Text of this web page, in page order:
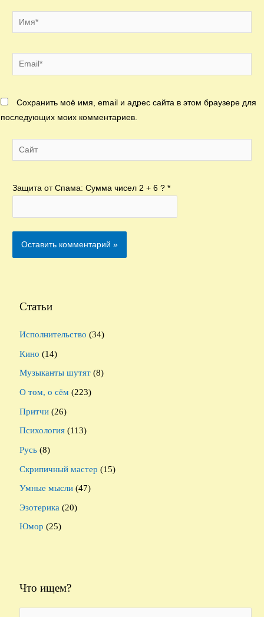
Имя*
Email*
Сохранить моё имя, email и адрес сайта в этом браузере для
последующих моих комментариев.
Сайт
Защита от Спама: Сумма чисел 2 + 6 ? *
Статьи
Исполнительство (34)
Кино (14)
Музыканты шутят (8)
О том, о сём (223)
Притчи (26)
Психология (113)
Русь (8)
Скрипичный мастер (15)
Умные мысли (47)
Эзотерика (20)
Юмор (25)
Что ищем?